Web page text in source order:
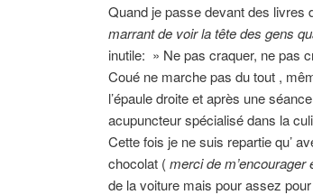
Quand je passe devant des livres
marrant de voir la tête des gens
inutile: » Ne pas craquer, ne pas
Coué ne marche pas du tout ,
l’épaule droite et après une
acupuncteur spécialisé dans la
Cette fois je ne suis repartie qu’
chocolat (merci de
de la voiture mais pour assez